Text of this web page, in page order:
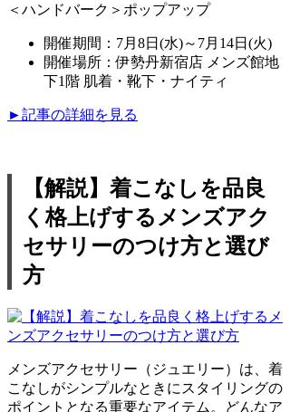
＜ハンドバーク＞ポップアップ
開催期間：7月8日(水)～7月14日(火)
開催場所：伊勢丹新宿店 メンズ館地
下1階 肌着・靴下・ナイティ
►記事の詳細を見る
【解説】着こなしを品良
く格上げするメンズアク
セサリーのつけ方と選び
方
メンズアクセサリー（ジュエリー）は、着
こなしがシンプルなときにスタイリングの
ポイントとなる重要なアイテム。どんなア